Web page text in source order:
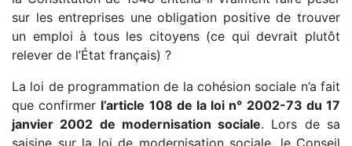
sur les entreprises une obligation positive de trouver
un emploi à tous les citoyens (ce qui devrait plutôt
relever de l’État français) ?
La loi de programmation de la cohésion sociale n’a fait
que confirmer l’article 108 de la loi n° 2002-73 du 17
janvier 2002 de modernisation sociale. Lors de sa